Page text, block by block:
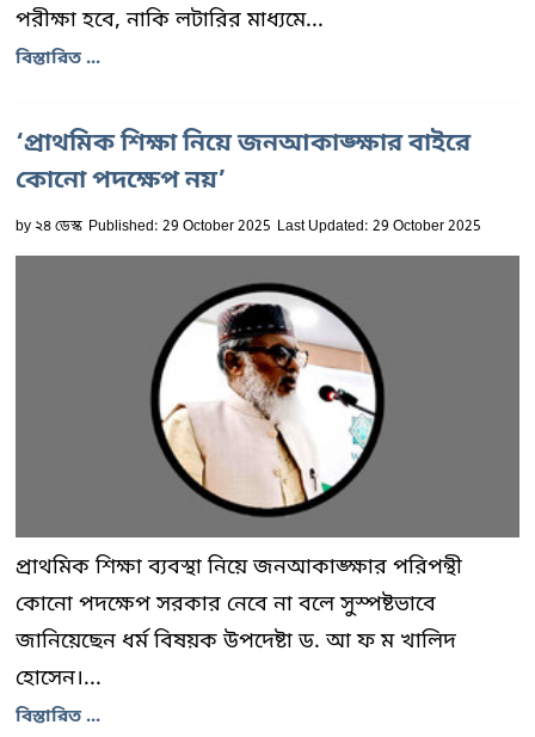
পরীক্ষা হবে, নাকি লটারির মাধ্যমে...
বিস্তারিত ...
‘প্রাথমিক শিক্ষা নিয়ে জনআকাঙ্ক্ষার বাইরে
কোনো পদক্ষেপ নয়’
by২৪ ডেস্ক Published: 29 October 2025 Last Updated: 29 October 2025
প্রাথমিক শিক্ষা ব্যবস্থা নিয়ে জনআকাঙ্ক্ষার পরিপন্থী
কোনো পদক্ষেপ সরকার নেবে না বলে সুস্পষ্টভাবে
জানিয়েছেন ধর্ম বিষয়ক উপদেষ্টা ড. আ ফ ম খালিদ
হোসেন।...
বিস্তারিত ...